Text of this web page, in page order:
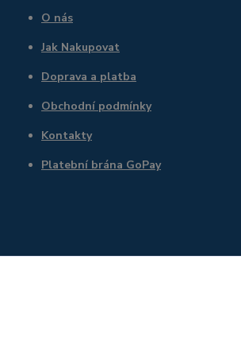
O nás
Jak Nakupovat
Doprava a platba
Obchodní podmínky
Kontakty
Platební brána GoPay